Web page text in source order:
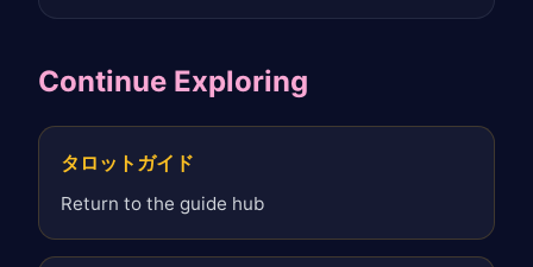
Continue Exploring
タロットガイド
Return to the guide hub